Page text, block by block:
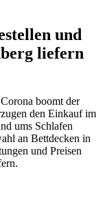
und
liefern
boomt der
den Einkauf im
ums Schlafen
an Bettdecken in
und Preisen